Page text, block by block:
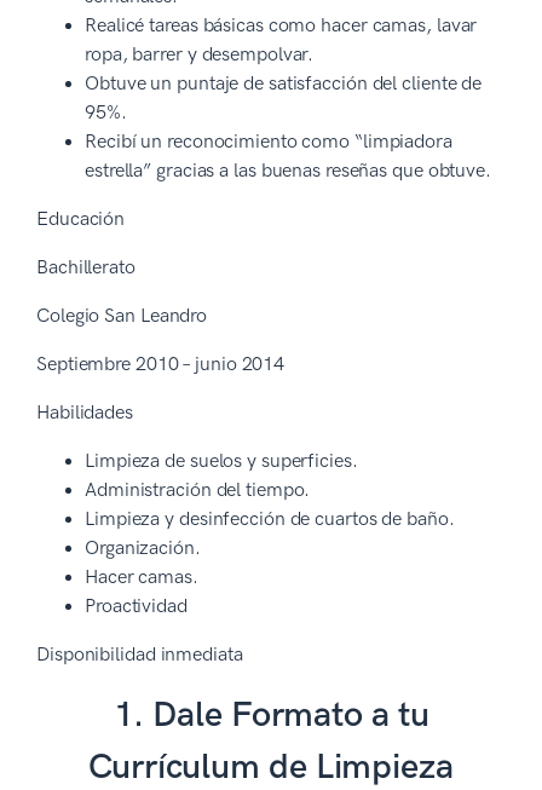
Realicé tareas básicas como hacer camas, lavar
ropa, barrer y desempolvar.
Obtuve un puntaje de satisfacción del cliente de
95%.
Recibí un reconocimiento como “limpiadora
estrella” gracias a las buenas reseñas que obtuve.
Educación
Bachillerato
Colegio San Leandro
Septiembre 2010 – junio 2014
Habilidades
Limpieza de suelos y superficies.
Administración del tiempo.
Limpieza y desinfección de cuartos de baño.
Organización.
Hacer camas.
Proactividad
Disponibilidad inmediata
1. Dale Formato a tu
Currículum de Limpieza